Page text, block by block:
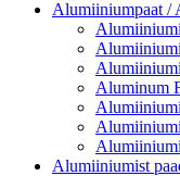
Alumiiniumpaat /
Aluminum
Alumiiniumist